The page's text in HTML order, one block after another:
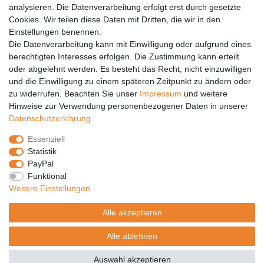
Vertrag widerrufen
PARTNER
DHL
GLS
DB Schenker
PaketPLUS
SPONSORING
Malchower SV 90
Malchower Wölfe
ZERTIFIKATE
Händlerbund
Trusted Shops
analysieren. Die Datenverarbeitung erfolgt erst durch gesetzte
Cookies. Wir teilen diese Daten mit Dritten, die wir in den
Einstellungen benennen.
Die Datenverarbeitung kann mit Einwilligung oder aufgrund eines
berechtigten Interesses erfolgen. Die Zustimmung kann erteilt
oder abgelehnt werden. Es besteht das Recht, nicht einzuwilligen
und die Einwilligung zu einem späteren Zeitpunkt zu ändern oder
zu widerrufen. Beachten Sie unser Impressum und weitere
Hinweise zur Verwendung personenbezogener Daten in unserer
Daten­schutz­erklärung
Essenziell
Statistik
PayPal
Funktional
Weitere Einstellungen
Alle akzeptieren
Alle ablehnen
Auswahl akzeptieren